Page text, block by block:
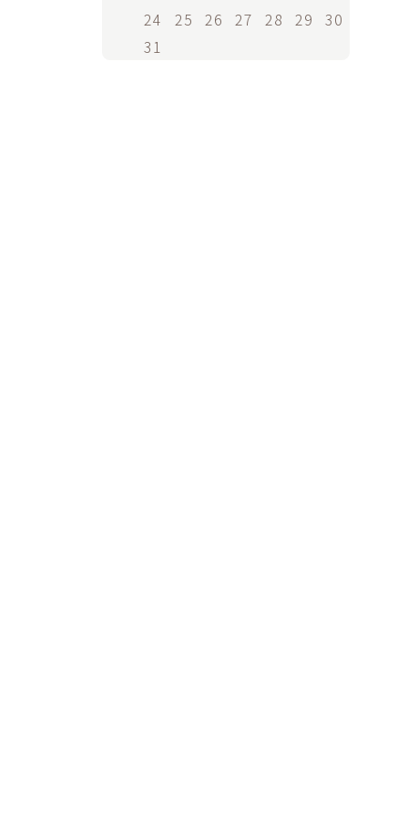
24
25 26 27 28 29
30
31